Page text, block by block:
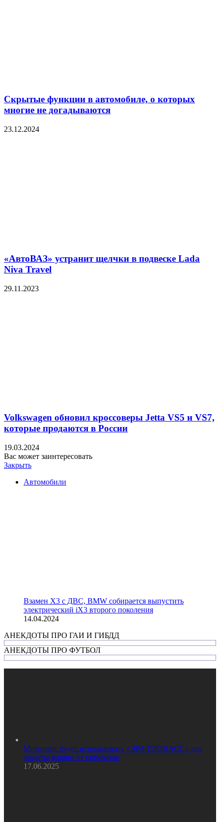
Скрытые функции в автомобиле, о которых
многие не догадываются
23.12.2024
«АвтоВАЗ» устранит щелчки в подвеске Lada
Niva Travel
29.11.2023
Volkswagen обновил кроссоверы Jetta VS5 и VS7,
которые продаются в России
19.03.2024
Вас может заинтересовать
Закрыть
Автомобили
Взамен X3 с ДВС, BMW собирается выпустить
электрический iX3 второго поколения
14.04.2024
АНЕКДОТЫ ПРО ГАИ И ГИБДД
АНЕКДОТЫ ПРО ФУТБОЛ
Минтранс будет использовать «ЭРА-ГЛОНАСС» для
защиты машин от кибератак
17.06.2025